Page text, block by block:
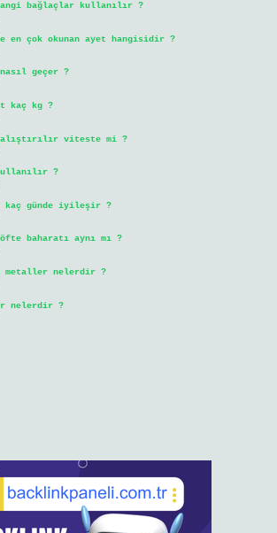
bağlaçlar kullanılır ?
en çok okunan ayet hangisidir ?
geçer ?
kaç kg ?
viteste mi ?
?
kaç günde iyileşir ?
baharatı aynı mı ?
metaller nelerdir ?
nelerdir ?